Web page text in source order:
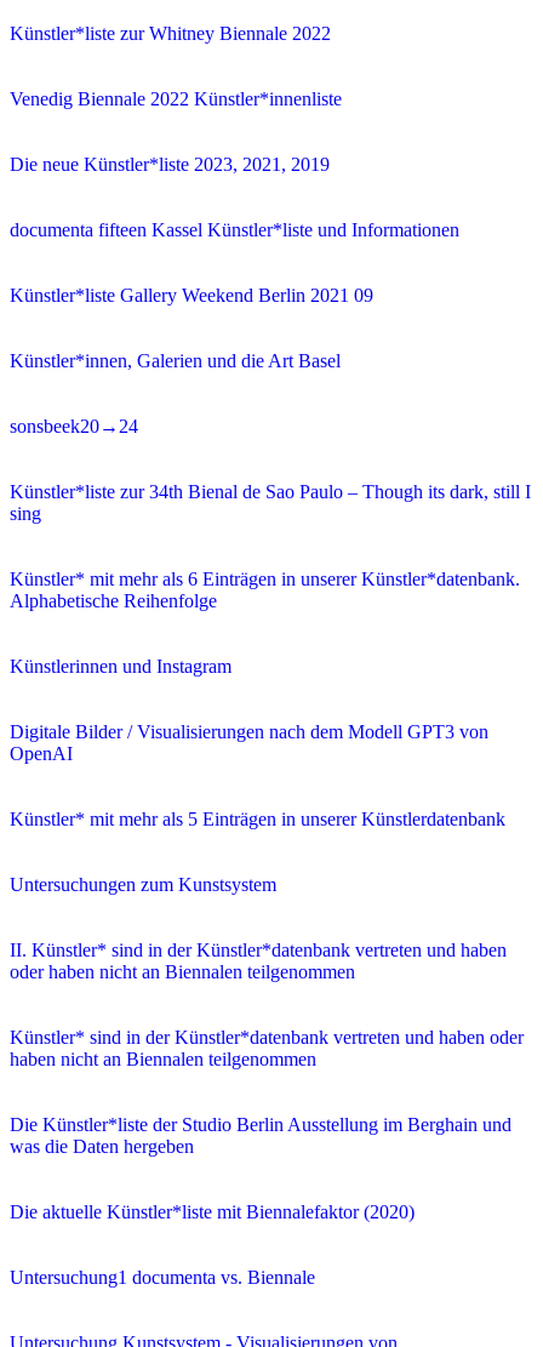
Künstler*liste zur Whitney Biennale 2022
Venedig Biennale 2022 Künstler*innenliste
Die neue Künstler*liste 2023, 2021, 2019
documenta fifteen Kassel Künstler*liste und Informationen
Künstler*liste Gallery Weekend Berlin 2021 09
Künstler*innen, Galerien und die Art Basel
sonsbeek20→24
Künstler*liste zur 34th Bienal de Sao Paulo – Though its dark, still I
sing
Künstler* mit mehr als 6 Einträgen in unserer Künstler*datenbank.
Alphabetische Reihenfolge
Künstlerinnen und Instagram
Digitale Bilder / Visualisierungen nach dem Modell GPT3 von
OpenAI
Künstler* mit mehr als 5 Einträgen in unserer Künstlerdatenbank
Untersuchungen zum Kunstsystem
II. Künstler* sind in der Künstler*datenbank vertreten und haben
oder haben nicht an Biennalen teilgenommen
Künstler* sind in der Künstler*datenbank vertreten und haben oder
haben nicht an Biennalen teilgenommen
Die Künstler*liste der Studio Berlin Ausstellung im Berghain und
was die Daten hergeben
Die aktuelle Künstler*liste mit Biennalefaktor (2020)
Untersuchung1 documenta vs. Biennale
Untersuchung Kunstsystem - Visualisierungen von